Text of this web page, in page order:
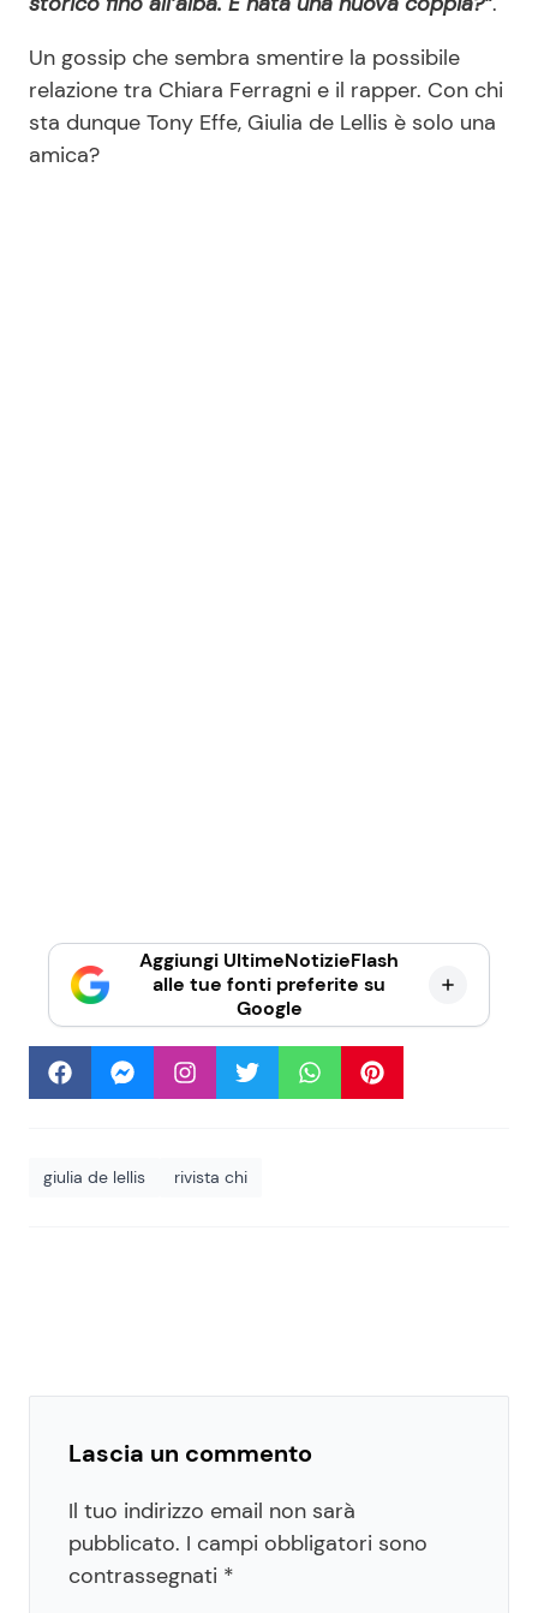
Un gossip che sembra smentire la possibile
relazione tra Chiara Ferragni e il rapper. Con chi
sta dunque Tony Effe, Giulia de Lellis è solo una
amica?
Aggiungi UltimeNotizieFlash
alle tue fonti preferite su
Google
giulia de lellis rivista chi
Lascia un commento
Il tuo indirizzo email non sarà
pubblicato. I campi obbligatori sono
contrassegnati *